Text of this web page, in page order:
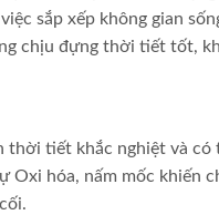
sắp xếp không gian
chịu đựng thời tiết tốt,
tiết khắc nghiệt và có
Oxi hóa, nấm mốc khiến